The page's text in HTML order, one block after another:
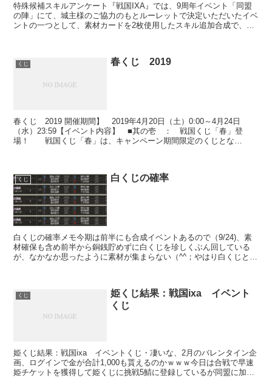
特殊候補スキルアンケート『戦国IXA』では、9周年イベント「同盟
の陣」にて、城主様のご協力のもとルーレットで決定いただいたイベ
ントの一つとして、素材カードを2枚使用したスキル追加合成で、素
くじ 春くじ 2019
春くじ 2019 開催期間】 2019年4月20日（土）0:00～4月24日
（水）23:59【イベント内容】 ■其の壱 ： 戦国くじ「春」登
場！ 戦国くじ「春」は、キャンペーン期間限定のくじとな
くじ 白くじの確率
白くじの確率メモ今期は前半にも合成イベントあるので（9/24)、素
材確保も含め前半から銅銭貯めずに白くじを珍しくぶん回している
が、なかなか思ったように素材が集まらない（^^；やはり白くじとは
くじ
姫くじ結果：戦国ixa イベント
くじ
姫くじ結果：戦国ixa イベントくじ・凄いな、2月のバレンタイン企
画、ログインで金が合計1,000も貰えるのかｗｗｗ今日は合戦で早速
姫チケットを獲得して姫くじに挑戦5鯖に登録しているが同盟に加入